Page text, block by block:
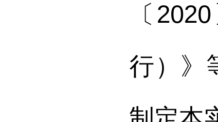
〔 2020
行）》